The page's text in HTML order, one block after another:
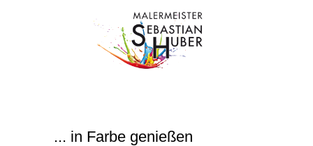
... in Farbe genießen